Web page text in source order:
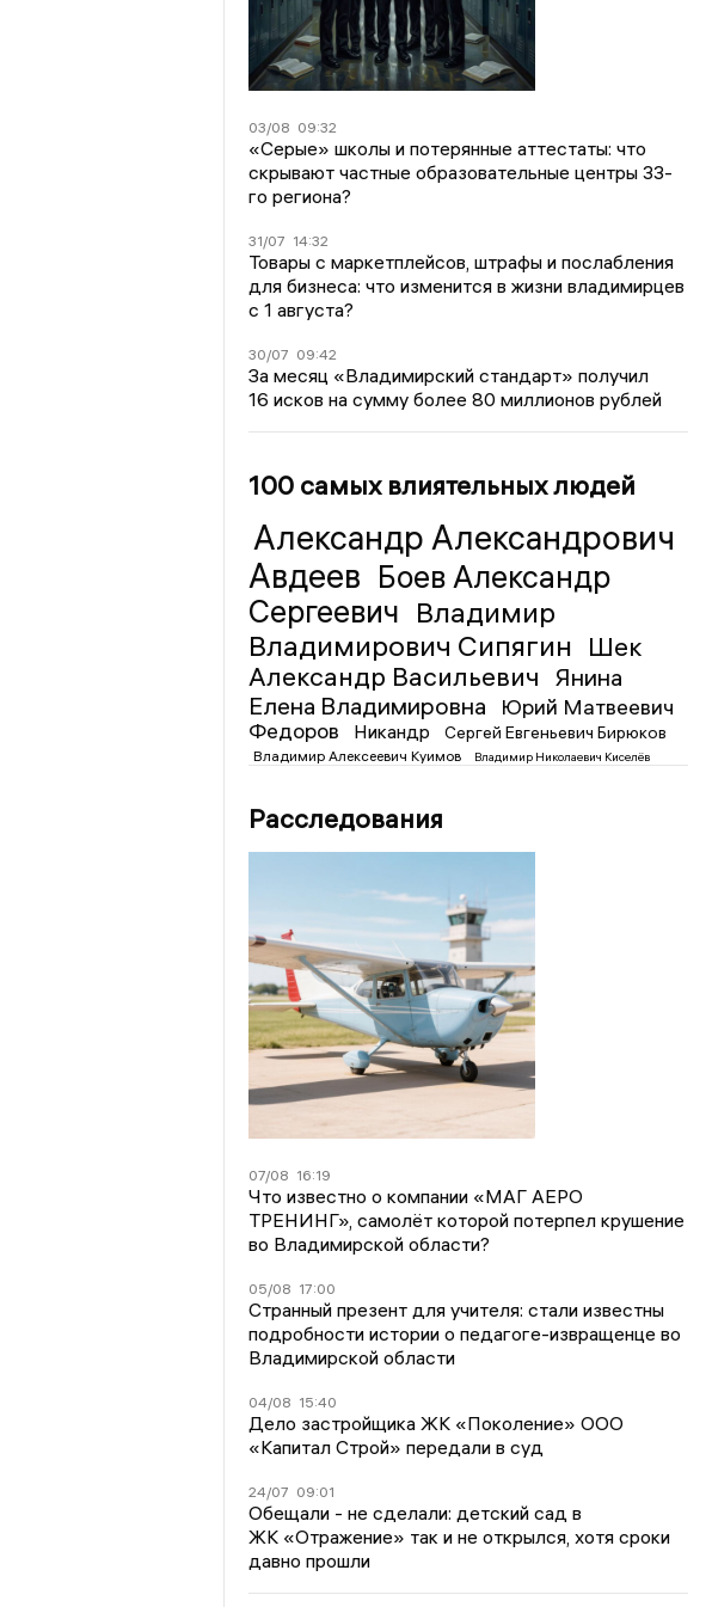
03/08 09:32
«Серые» школы и потерянные аттестаты: что
скрывают частные образовательные центры 33-
го региона?
31/07 14:32
Товары с маркетплейсов, штрафы и послабления
для бизнеса: что изменится в жизни владимирцев
с 1 августа?
30/07 09:42
За месяц «Владимирский стандарт» получил
16 исков на сумму более 80 миллионов рублей
100 самых влиятельных людей
Александр Александрович
Авдеев Боев Александр
Сергеевич Владимир
Владимирович Сипягин Шек
Александр Васильевич
Янина
Елена Владимировна
Юрий Матвеевич
Федоров
Никандр Сергей Евгеньевич Бирюков
Владимир Алексеевич Куимов Владимир Николаевич Киселёв
Расследования
07/08 16:19
Что известно о компании «МАГ АЕРО
ТРЕНИНГ», самолёт которой потерпел крушение
во Владимирской области?
05/08 17:00
Странный презент для учителя: стали известны
подробности истории о педагоге-извращенце во
Владимирской области
04/08 15:40
Дело застройщика ЖК «Поколение» ООО
«Капитал Строй» передали в суд
24/07 09:01
Обещали - не сделали: детский сад в
ЖК «Отражение» так и не открылся, хотя сроки
давно прошли